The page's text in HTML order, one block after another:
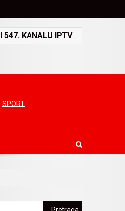
547. KANALU IPTV
SPORT
Pretraga: